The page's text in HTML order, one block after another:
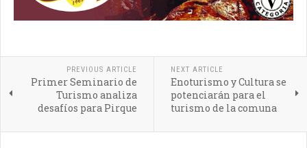
PREVIOUS ARTICLE
Primer Seminario de
Turismo analiza
desafíos para Pirque
NEXT ARTICLE
Enoturismo y Cultura se
potenciarán para el
turismo de la comuna